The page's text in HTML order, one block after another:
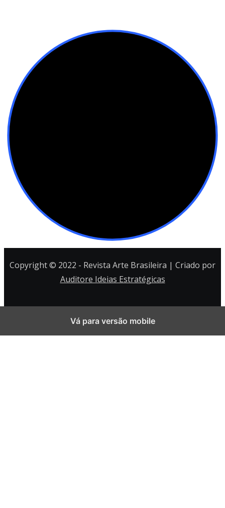
Copyright © 2022 - Revista Arte Brasileira | Criado por
Auditore Ideias Estratégicas
Vá para versão mobile